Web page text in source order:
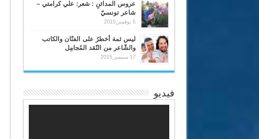
عروس المدائنِ : شعر: علي كرامتي –
شاعر تونسيّ
5 نوفمبر,2015
ليس ثمة أخطرُ على الفنّان والكاتب
والشّاعر من النّقد المُجامِل
17 سبتمبر,2015
فيديو